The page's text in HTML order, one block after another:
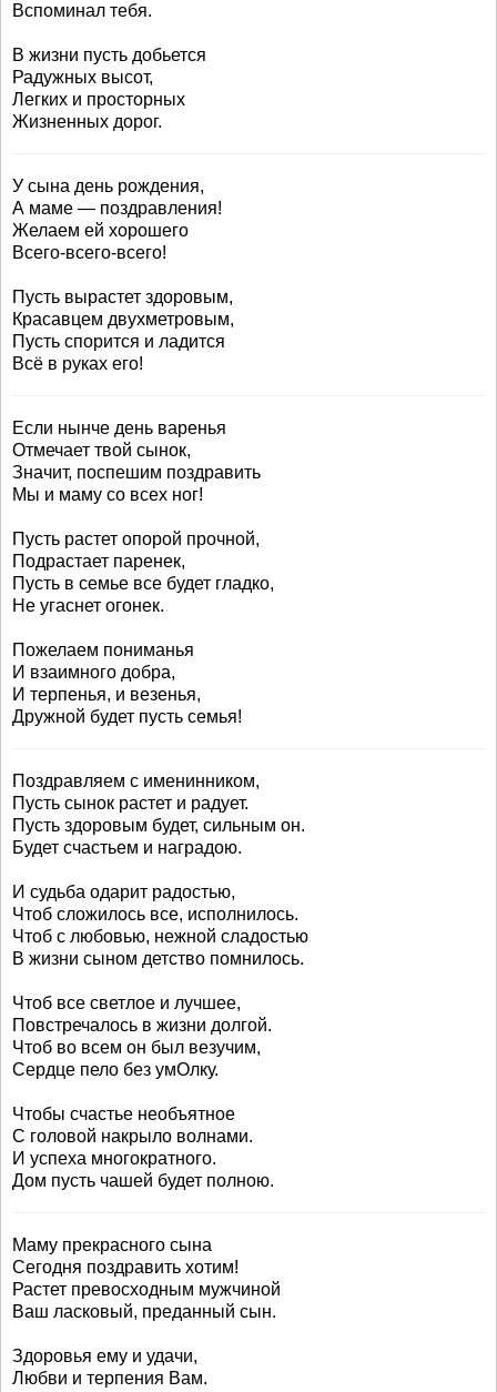
Вспоминал тебя.
В жизни пусть добьется
Радужных высот,
Легких и просторных
Жизненных дорог.
У сына день рождения,
А маме — поздравления!
Желаем ей хорошего
Всего-всего-всего!
Пусть вырастет здоровым,
Красавцем двухметровым,
Пусть спорится и ладится
Всё в руках его!
Если нынче день варенья
Отмечает твой сынок,
Значит, поспешим поздравить
Мы и маму со всех ног!
Пусть растет опорой прочной,
Подрастает паренек,
Пусть в семье все будет гладко,
Не угаснет огонек.
Пожелаем пониманья
И взаимного добра,
И терпенья, и везенья,
Дружной будет пусть семья!
Поздравляем с именинником,
Пусть сынок растет и радует.
Пусть здоровым будет, сильным он.
Будет счастьем и наградою.
И судьба одарит радостью,
Чтоб сложилось все, исполнилось.
Чтоб с любовью, нежной сладостью
В жизни сыном детство помнилось.
Чтоб все светлое и лучшее,
Повстречалось в жизни долгой.
Чтоб во всем он был везучим,
Сердце пело без умОлку.
Чтобы счастье необъятное
С головой накрыло волнами.
И успеха многократного.
Дом пусть чашей будет полною.
Маму прекрасного сына
Сегодня поздравить хотим!
Растет превосходным мужчиной
Ваш ласковый, преданный сын.
Здоровья ему и удачи,
Любви и терпения Вам.